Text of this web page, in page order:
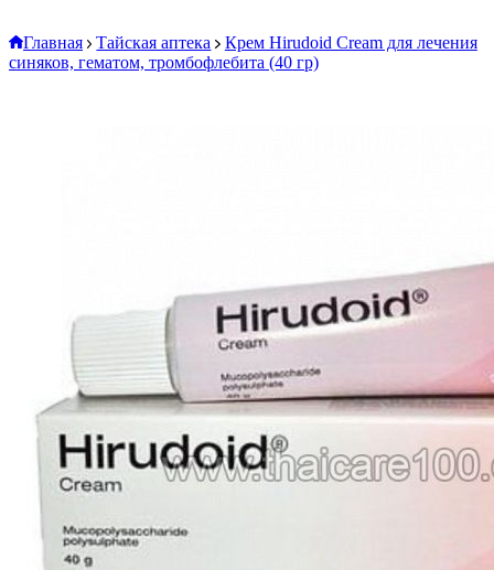
Главная Тайская аптека
Крем Hirudoid Cream для лечения
синяков, гематом, тромбофлебита (40 гр)